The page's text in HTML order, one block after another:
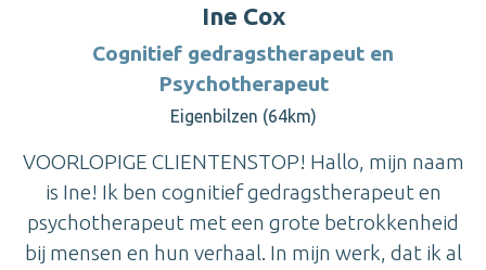
Ine Cox
Cognitief gedragstherapeut en
Psychotherapeut
Eigenbilzen (64km)
VOORLOPIGE CLIENTENSTOP! Hallo, mijn naam
is Ine! Ik ben cognitief gedragstherapeut en
psychotherapeut met een grote betrokkenheid
bij mensen en hun verhaal. In mijn werk, dat ik al